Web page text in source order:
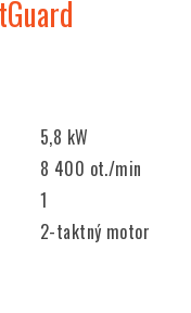
5,8 kW
8 400 ot./min
1
2-taktný motor